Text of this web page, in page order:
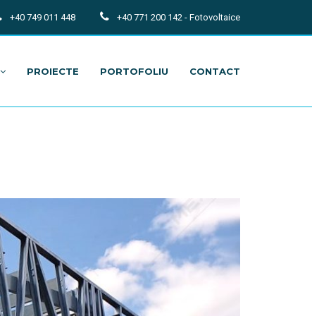
+40 749 011 448 +40 771 200 142 - Fotovoltaice
PROIECTE PORTOFOLIU CONTACT